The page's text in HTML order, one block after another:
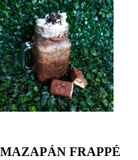
MAZAPÁN FRAPPÉ